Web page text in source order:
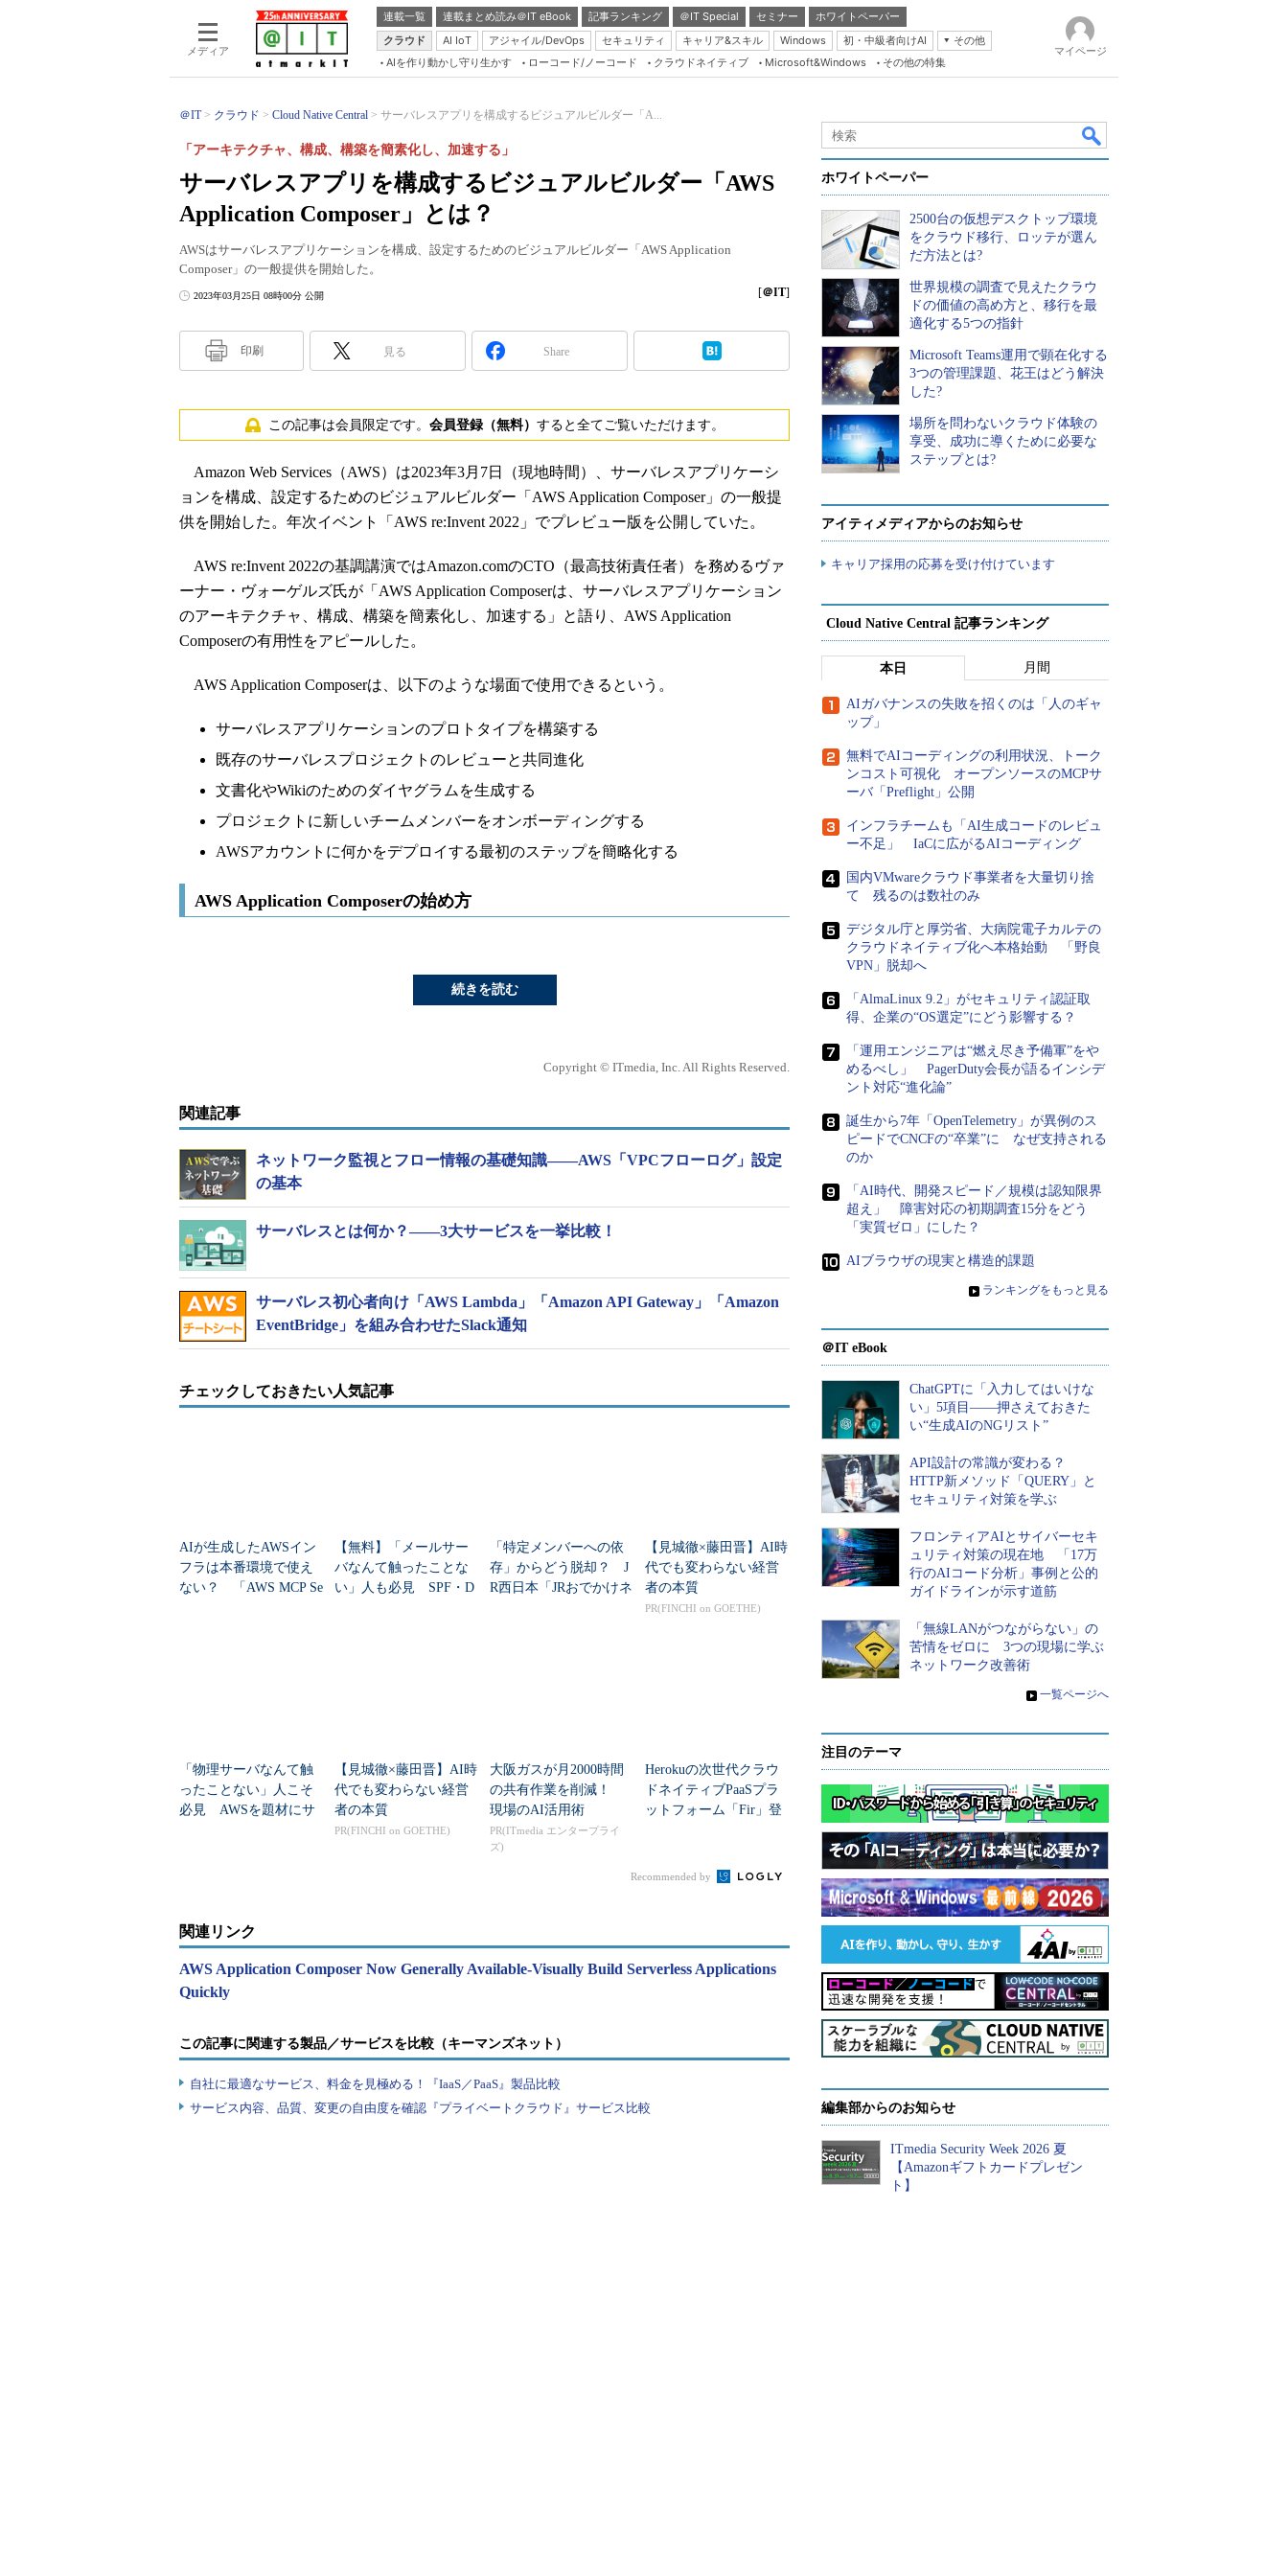
メディア
連載一覧 連載まとめ読み＠IT eBook 記事ランキング ＠IT Special セミナー
ホワイトペーパー
クラウド
AI IoT アジャイル/DevOps セキュリティ キャリア&スキル Windows 初・中級者向けAI
その他
Server & Storage
Java Agile
Database Expert
Master of IP Network
Security & Trust
ブログ
AIを作り動かし守り生かす ローコード/ノーコード クラウドネイティブ Microsoft&Windows その他の特集
マイページ
＠IT クラウド Cloud Native Central サーバレスアプリを構成するビジュアルビルダー「A...
サーバレスアプリを構成するビジュアルビルダー「AWS
Application Composer」とは？
「アーキテクチャ、構成、構築を簡素化し、加速する」
AWSはサーバレスアプリケーションを構成、設定するためのビジュアルビルダー「AWS Application
Composer」の一般提供を開始した。
2023年03月25日 08時00分 公開 [＠IT]
印刷 見る Share
この記事は会員限定です。 会員登録（無料） すると全てご覧いただけます。
Amazon Web Services（AWS）は2023年3月7日（現地時間）、サーバレスアプリケーシ
ョンを構成、設定するためのビジュアルビルダー「AWS Application Composer」の一般提
供を開始した。年次イベント「AWS re:Invent 2022」でプレビュー版を公開していた。
AWS re:Invent 2022の基調講演ではAmazon.comのCTO（最高技術責任者）を務めるヴァ
ーナー・ヴォーゲルズ氏が「AWS Application Composerは、サーバレスアプリケーション
のアーキテクチャ、構成、構築を簡素化し、加速する」と語り、AWS Application
Composerの有用性をアピールした。
AWS Application Composerは、以下のような場面で使用できるという。
サーバレスアプリケーションのプロトタイプを構築する
既存のサーバレスプロジェクトのレビューと共同進化
文書化やWikiのためのダイヤグラムを生成する
プロジェクトに新しいチームメンバーをオンボーディングする
AWSアカウントに何かをデプロイする最初のステップを簡略化する
AWS Application Composerの始め方
続きを読む
Copyright © ITmedia, Inc. All Rights Reserved.
関連記事
ネットワーク監視とフロー情報の基礎知識――AWS「VPCフローログ」設定
の基本
サーバレスとは何か？――3大サービスを一挙比較！
サーバレス初心者向け「AWS Lambda」「Amazon API Gateway」「Amazon
EventBridge」を組み合わせたSlack通知
チェックしておきたい人気記事
AIが生成したAWSイン
フラは本番環境で使え
ない？ 「AWS MCP Se
【無料】「メールサー
バなんて触ったことな
い」人も必見 SPF・D
「特定メンバーへの依
存」からどう脱却？ J
R西日本「JRおでかけネ
【見城徹×藤田晋】AI時
代でも変わらない経営
者の本質
PR(FINCHI on GOETHE)
「物理サーバなんて触
ったことない」人こそ
必見 AWSを題材にサ
【見城徹×藤田晋】AI時
代でも変わらない経営
者の本質
PR(FINCHI on GOETHE)
大阪ガスが月2000時間
の共有作業を削減！
現場のAI活用術
PR(ITmedia エンタープライ
ズ)
Herokuの次世代クラウ
ドネイティブPaaSプラ
ットフォーム「Fir」登
Recommended by
関連リンク
AWS Application Composer Now Generally Available-Visually Build Serverless Applications
Quickly
この記事に関連する製品／サービスを比較（キーマンズネット）
自社に最適なサービス、料金を見極める！『IaaS／PaaS』製品比較
サービス内容、品質、変更の自由度を確認『プライベートクラウド』サービス比較
ホワイトペーパー
2500台の仮想デスクトップ環境
をクラウド移行、ロッテが選ん
だ方法とは?
世界規模の調査で見えたクラウ
ドの価値の高め方と、移行を最
適化する5つの指針
Microsoft Teams運用で顕在化する
3つの管理課題、花王はどう解決
した?
場所を問わないクラウド体験の
享受、成功に導くために必要な
ステップとは?
アイティメディアからのお知らせ
キャリア採用の応募を受け付けています
Cloud Native Central 記事ランキング
本日 月間
AIガバナンスの失敗を招くのは「人のギャ
ップ」
無料でAIコーディングの利用状況、トーク
ンコスト可視化 オープンソースのMCPサ
ーバ「Preflight」公開
インフラチームも「AI生成コードのレビュ
ー不足」 IaCに広がるAIコーディング
国内VMwareクラウド事業者を大量切り捨
て 残るのは数社のみ
デジタル庁と厚労省、大病院電子カルテの
クラウドネイティブ化へ本格始動 「野良
VPN」脱却へ
「AlmaLinux 9.2」がセキュリティ認証取
得、企業の“OS選定”にどう影響する？
「運用エンジニアは“燃え尽き予備軍”をや
めるべし」 PagerDuty会長が語るインシデ
ント対応“進化論”
誕生から7年「OpenTelemetry」が異例のス
ピードでCNCFの“卒業”に なぜ支持される
のか
「AI時代、開発スピード／規模は認知限界
超え」 障害対応の初期調査15分をどう
「実質ゼロ」にした？
AIブラウザの現実と構造的課題
» ランキングをもっと見る
＠IT eBook
ChatGPTに「入力してはいけな
い」5項目――押さえておきた
い“生成AIのNGリスト”
API設計の常識が変わる？
HTTP新メソッド「QUERY」と
セキュリティ対策を学ぶ
フロンティアAIとサイバーセキ
ュリティ対策の現在地 「17万
行のAIコード分析」事例と公的
ガイドラインが示す道筋
「無線LANがつながらない」の
苦情をゼロに 3つの現場に学ぶ
ネットワーク改善術
» 一覧ページへ
注目のテーマ
編集部からのお知らせ
ITmedia Security Week 2026 夏
【Amazonギフトカードプレゼン
ト】